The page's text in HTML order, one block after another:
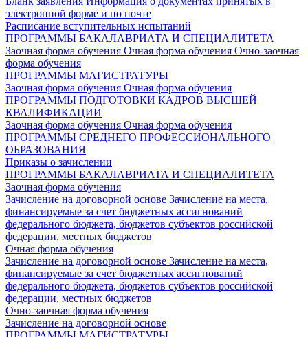
электронной форме и по почте
Расписание вступительных испытаний
ПРОГРАММЫ БАКАЛАВРИАТА И СПЕЦИАЛИТЕТА
Заочная форма обучения Очная форма обучения Очно-заочная
форма обучения
ПРОГРАММЫ МАГИСТРАТУРЫ
Заочная форма обучения Очная форма обучения
ПРОГРАММЫ ПОДГОТОВКИ КАДРОВ ВЫСШЕЙ
КВАЛИФИКАЦИИ
Заочная форма обучения Очная форма обучения
ПРОГРАММЫ СРЕДНЕГО ПРОФЕССИОНАЛЬНОГО
ОБРАЗОВАНИЯ
Приказы о зачислении
ПРОГРАММЫ БАКАЛАВРИАТА И СПЕЦИАЛИТЕТА
Заочная форма обучения
Зачисление на договорной основе Зачисление на места,
финансируемые за счет бюджетных ассигнований
федерального бюджета, бюджетов субъектов российской
федерации, местных бюджетов
Очная форма обучения
Зачисление на договорной основе Зачисление на места,
финансируемые за счет бюджетных ассигнований
федерального бюджета, бюджетов субъектов российской
федерации, местных бюджетов
Очно-заочная форма обучения
Зачисление на договорной основе